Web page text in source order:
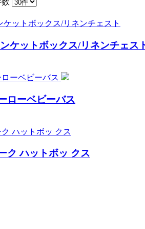
ケットボックス/リネンチェス
ローベビーバス
ク ハットボッ クス